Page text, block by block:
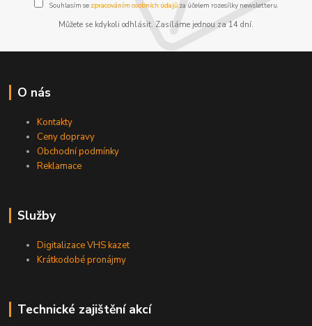
Souhlasím se zpracováním osobních údajůza účelem rozesílky newsletteru.
Můžete se kdykoli odhlásit. Zasíláme jednou za 14 dní.
O nás
Kontakty
Ceny dopravy
Obchodní podmínky
Reklamace
Služby
Digitalizace VHS kazet
Krátkodobé pronájmy
Technické zajištění akcí